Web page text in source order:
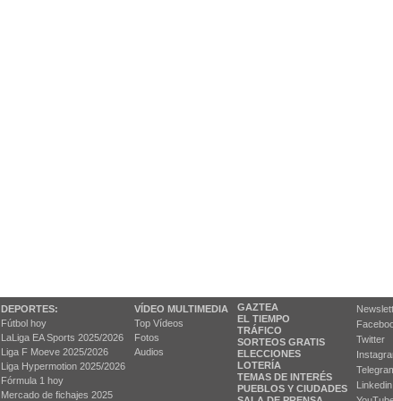
DEPORTES:
Fútbol hoy
LaLiga EA Sports 2025/2026
Liga F Moeve 2025/2026
Liga Hypermotion 2025/2026
Fórmula 1 hoy
Mercado de fichajes 2025
VÍDEO MULTIMEDIA
Top Vídeos
Fotos
Audios
GAZTEA
EL TIEMPO
TRÁFICO
SORTEOS GRATIS
ELECCIONES
LOTERÍA
TEMAS DE INTERÉS
PUEBLOS Y CIUDADES
Twitter
Linkedin